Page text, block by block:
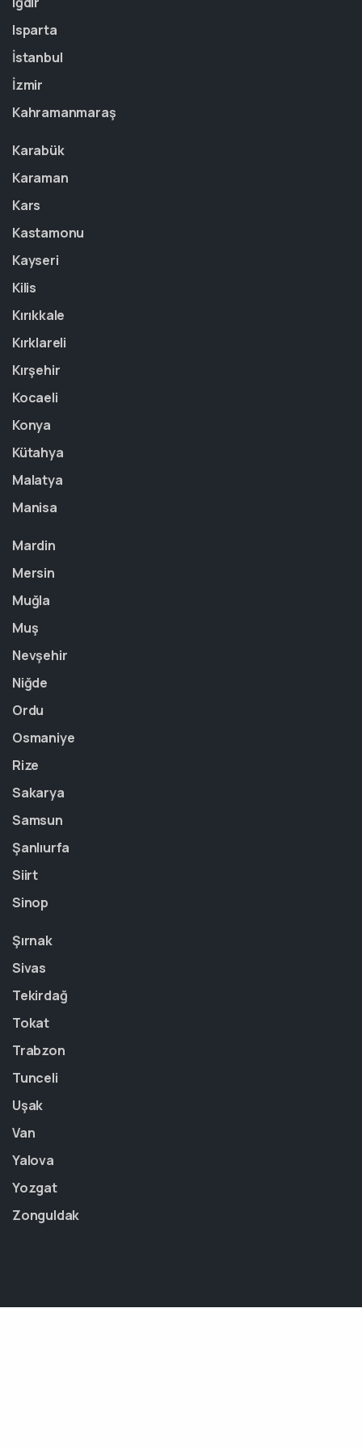
Isparta
İstanbul
İzmir
Kahramanmaraş
Karabük
Karaman
Kars
Kastamonu
Kayseri
Kilis
Kırıkkale
Kırklareli
Kırşehir
Kocaeli
Konya
Kütahya
Malatya
Manisa
Mardin
Mersin
Muğla
Muş
Nevşehir
Niğde
Ordu
Osmaniye
Rize
Sakarya
Samsun
Şanlıurfa
Siirt
Sinop
Şırnak
Sivas
Tekirdağ
Tokat
Trabzon
Tunceli
Uşak
Van
Yalova
Yozgat
Zonguldak